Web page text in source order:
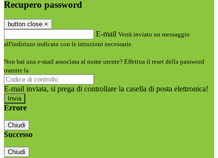
Recupero password
button close ×
E-mail Verrà inviato un messaggio
all'indirizzo indicato con le istruzioni necessarie.
Non hai una e-mail associata al nome utente? Effettua il reset della password
tramite la
E-mail inviata, si prega di controllare la casella di posta elettronica!
Errore
Chiudi
Successo
Chiudi